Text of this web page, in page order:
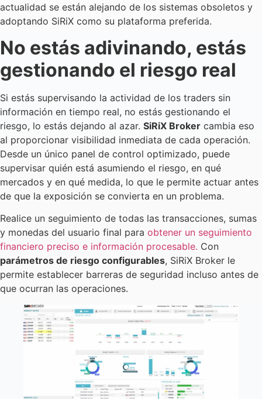
actualidad se están alejando de los sistemas obsoletos y
adoptando SiRiX como su plataforma preferida.
No estás adivinando, estás
gestionando el riesgo real
Si estás supervisando la actividad de los traders sin
información en tiempo real, no estás gestionando el
riesgo, lo estás dejando al azar. SiRiX Broker cambia eso
al proporcionar visibilidad inmediata de cada operación.
Desde un único panel de control optimizado, puede
supervisar quién está asumiendo el riesgo, en qué
mercados y en qué medida, lo que le permite actuar antes
de que la exposición se convierta en un problema.
Realice un seguimiento de todas las transacciones, sumas
y monedas del usuario final para obtener un seguimiento
financiero preciso e información procesable. Con
parámetros de riesgo configurables, SiRiX Broker le
permite establecer barreras de seguridad incluso antes de
que ocurran las operaciones.